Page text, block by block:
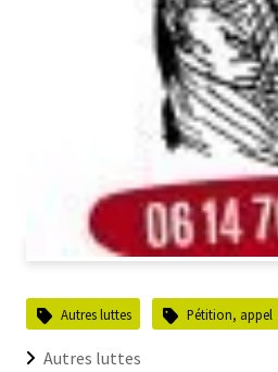
Autres luttes Pétition, appel
Autres luttes